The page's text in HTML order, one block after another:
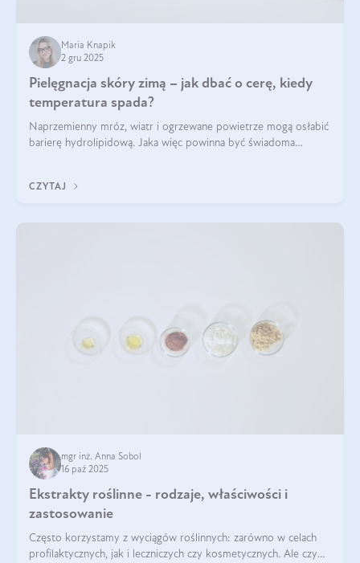
Maria Knapik
2 gru 2025
Pielęgnacja skóry zimą – jak dbać o cerę, kiedy
temperatura spada?
Naprzemienny mróz, wiatr i ogrzewane powietrze mogą osłabić
barierę hydrolipidową. Jaka więc powinna być świadoma
CZYTAJ
mgr inż. Anna Sobol
16 paź 2025
Ekstrakty roślinne - rodzaje, właściwości i
zastosowanie
Często korzystamy z wyciągów roślinnych: zarówno w celach
profilaktycznych, jak i leczniczych czy kosmetycznych. Ale czy